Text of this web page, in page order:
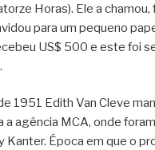
Horas). Ele a
para um pequeno
US$ 500 e este foi
1951 Edith Van Cleve
a agência MCA, onde
Kanter. Época em que o